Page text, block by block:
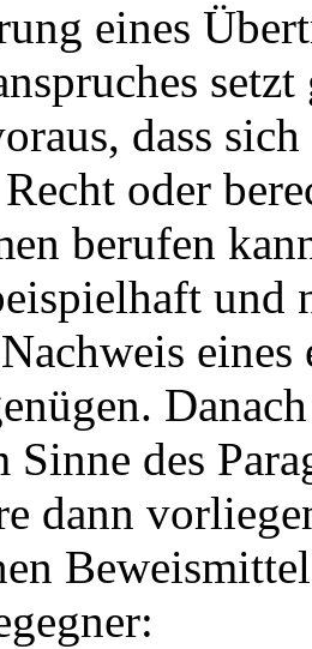
eines
dass
oder
berufen
und
Sinne des
dann